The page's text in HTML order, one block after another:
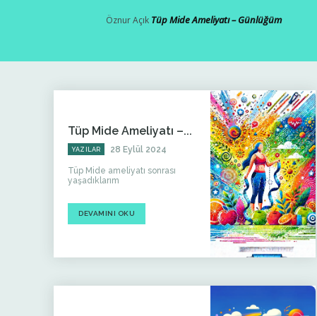
ÖznurAçık Tüp Mide Ameliyatı – Günlüğüm
Tüp Mide Ameliyatı –...
YAZILAR 28 Eylül 2024
Tüp Mide ameliyatı sonrası
yaşadıklarım
DEVAMINI OKU